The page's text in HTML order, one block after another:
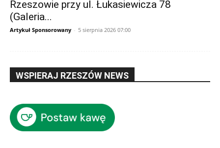
Rzeszowie przy ul. Łukasiewicza 78
(Galeria...
Artykuł Sponsorowany - 5 sierpnia 2026 07:00
WSPIERAJ RZESZÓW NEWS